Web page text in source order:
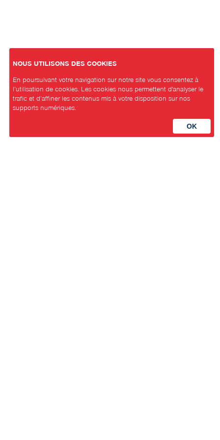
NOUS UTILISONS DES COOKIES
En poursuivant votre navigation sur notre site vous consentez à
l’utilisation de cookies. Les cookies nous permettent d'analyser le
trafic et d’affiner les contenus mis à votre disposition sur nos
supports numériques.